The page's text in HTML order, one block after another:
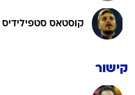
קוסטאס סטפילידיס
קישור